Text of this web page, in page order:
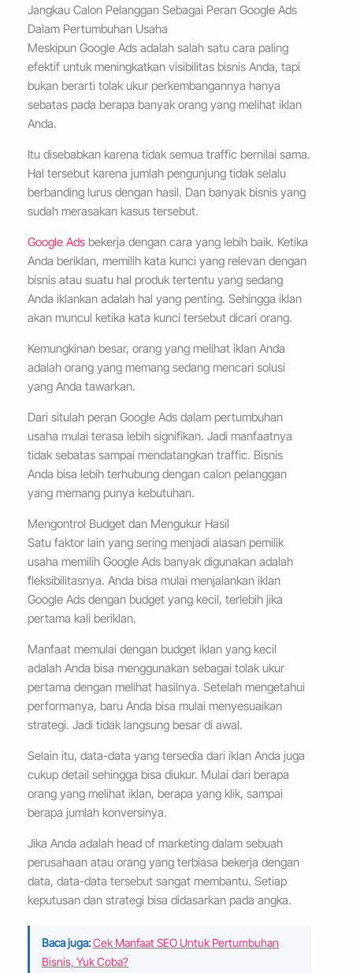
Jangkau Calon Pelanggan Sebagai Peran Google Ads
Dalam Pertumbuhan Usaha
Meskipun Google Ads adalah salah satu cara paling
efektif untuk meningkatkan visibilitas bisnis Anda, tapi
bukan berarti tolak ukur perkembangannya hanya
sebatas pada berapa banyak orang yang melihat iklan
Anda.
Itu disebabkan karena tidak semua traffic bernilai sama.
Hal tersebut karena jumlah pengunjung tidak selalu
berbanding lurus dengan hasil. Dan banyak bisnis yang
sudah merasakan kasus tersebut.
Google Ads bekerja dengan cara yang lebih baik. Ketika
Anda beriklan, memilih kata kunci yang relevan dengan
bisnis atau suatu hal produk tertentu yang sedang
Anda iklankan adalah hal yang penting. Sehingga iklan
akan muncul ketika kata kunci tersebut dicari orang.
Kemungkinan besar, orang yang melihat iklan Anda
adalah orang yang memang sedang mencari solusi
yang Anda tawarkan.
Dari situlah peran Google Ads dalam pertumbuhan
usaha mulai terasa lebih signifikan. Jadi manfaatnya
tidak sebatas sampai mendatangkan traffic. Bisnis
Anda bisa lebih terhubung dengan calon pelanggan
yang memang punya kebutuhan.
Mengontrol Budget dan Mengukur Hasil
Satu faktor lain yang sering menjadi alasan pemilik
usaha memilih Google Ads banyak digunakan adalah
fleksibilitasnya. Anda bisa mulai menjalankan iklan
Google Ads dengan budget yang kecil, terlebih jika
pertama kali beriklan.
Manfaat memulai dengan budget iklan yang kecil
adalah Anda bisa menggunakan sebagai tolak ukur
pertama dengan melihat hasilnya. Setelah mengetahui
performanya, baru Anda bisa mulai menyesuaikan
strategi. Jadi tidak langsung besar di awal.
Selain itu, data-data yang tersedia dari iklan Anda juga
cukup detail sehingga bisa diukur. Mulai dari berapa
orang yang melihat iklan, berapa yang klik, sampai
berapa jumlah konversinya.
Jika Anda adalah head of marketing dalam sebuah
perusahaan atau orang yang terbiasa bekerja dengan
data, data-data tersebut sangat membantu. Setiap
keputusan dan strategi bisa didasarkan pada angka.
Baca juga:Cek Manfaat SEO Untuk Pertumbuhan
Bisnis, Yuk Coba?